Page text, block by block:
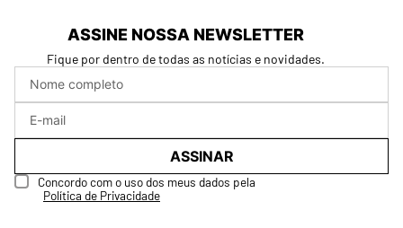
ASSINE NOSSA NEWSLETTER
Fique por dentro de todas as notícias e novidades.
ASSINAR
Concordo com o uso dos meus dados pela
Política de Privacidade